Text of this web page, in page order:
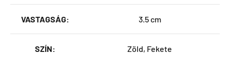
VASTAGSÁG: 3.5 cm
SZÍN: Zöld, Fekete